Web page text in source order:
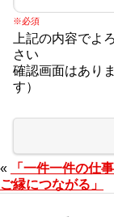
※必須
上記の内容でよ
さい
確認画面はあり
す）
«
「一件一件の仕
ご縁につながる」